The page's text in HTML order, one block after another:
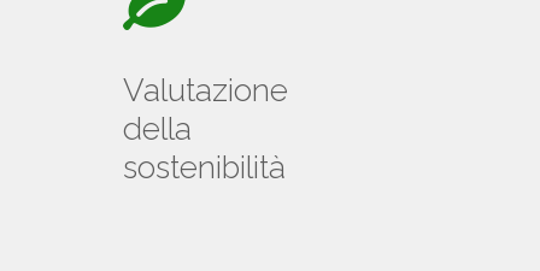
Valutazione
della
sostenibilità